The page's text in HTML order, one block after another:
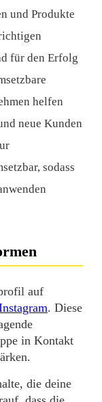
und Produkte
für den Erfolg
helfen
neue Kunden
sodass
auf
. Diese
in Kontakt
die deine